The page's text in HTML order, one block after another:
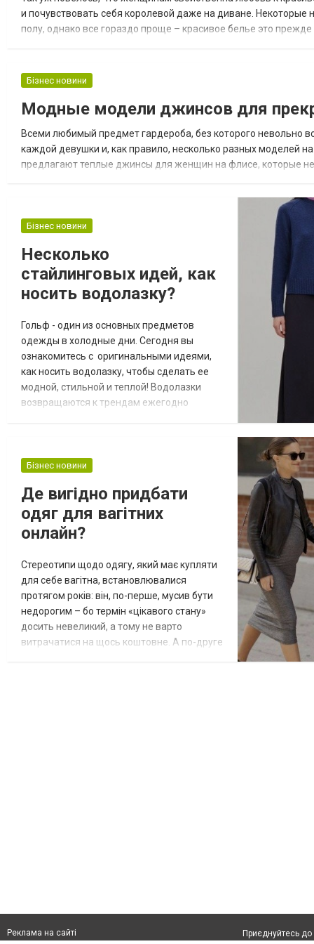
и почувствовать себя королевой даже на диване.
полу, однако все гораздо проще – красивое белье это
Бізнес новини
Модные модели джинсов для
Всеми любимый предмет гардероба, без которого невольно
каждой девушки и, как правило, несколько разных моделей
предлагают теплые джинсы для женщин на флисе, которые
Бізнес новини
Несколько
стайлинговых идей, как
носить водолазку?
Гольф - один из основных предметов
одежды в холодные дни. Сегодня вы
ознакомитесь с оригинальными идеями,
как носить водолазку, чтобы сделать ее
модной, стильной и теплой! Водолазки
возвращаются к трендам ежегодно
doma/detskaja-vjazanaja-odezhda/detskie-
стильные. Всем нравятся как изделия из
хлопка или тонкого т...
Бізнес новини
Де вигідно придбати
одяг для вагітних
онлайн?
Стереотипи щодо одягу, який має купляти
для себе вагітна, встановлювалися
протягом років: він, по-перше, мусив бути
недорогим – бо термін «цікавого стану»
досить невеликий, а тому не варто
витрачатися на щось коштовне. А по-друге
Реклама на сайті
Приєднуйтесь до